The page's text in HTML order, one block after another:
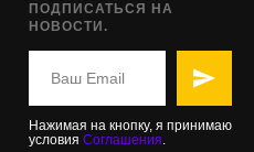
ПОДПИСАТЬСЯ НА
НОВОСТИ.
Нажимая на кнопку, я принимаю
условия Соглашения.